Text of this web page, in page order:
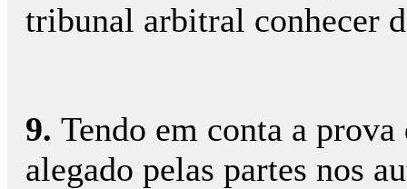
tribunal arbitral conhecer
9. Tendo em conta a
alegado pelas partes nos